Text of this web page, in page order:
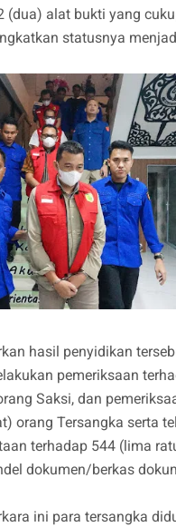
(dua) alat bukti yang
statusnya
hasil penyidikan
pemeriksaan
Saksi, dan
orang Tersangka serta
terhadap 544 (lima
dokumen/berkas
ini para tersangka